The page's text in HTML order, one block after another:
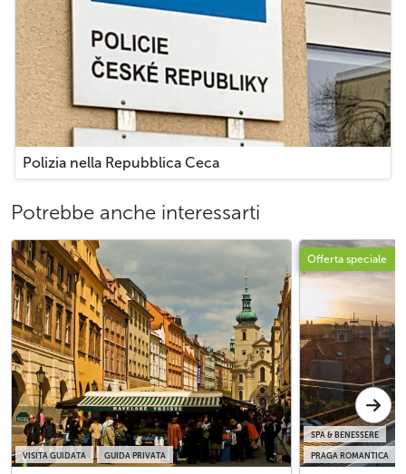
Polizia nella Repubblica Ceca
Potrebbe anche interessarti
VISITA GUIDATA GUIDA PRIVATA
Offerta speciale
PRAGA ROMANTICA
SPA & BENESSERE